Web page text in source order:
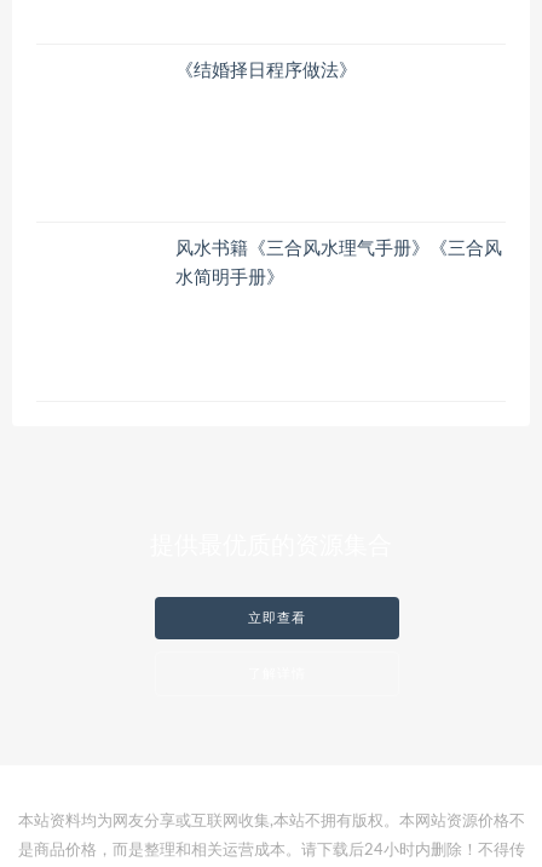
《结婚择日程序做法》
风水书籍《三合风水理气手册》《三合风
水简明手册》
立即查看
本站资料均为网友分享或互联网收集,本站不拥有版权。本网站资源价格不
是商品价格，而是整理和相关运营成本。请下载后24小时内删除！不得传